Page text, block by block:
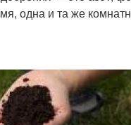
одна и та же